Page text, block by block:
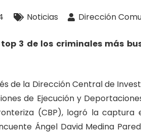
Noticias Dirección
3 de los criminales más
de la Dirección Central de
de Ejecución y
(CBP), logró la captura
Ángel David Medina